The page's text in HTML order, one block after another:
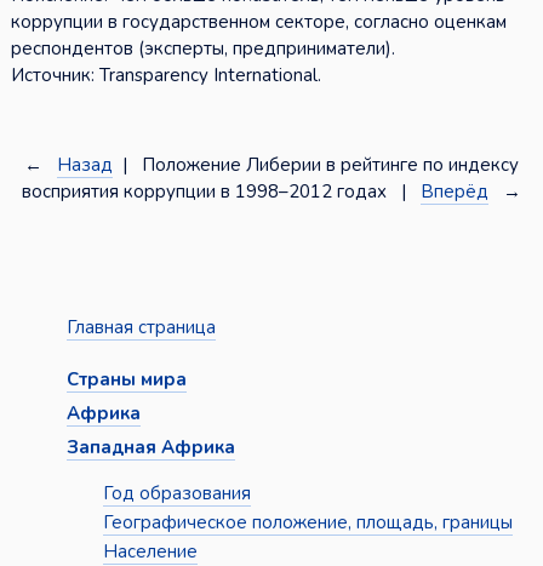
коррупции в государственном секторе, согласно оценкам
респондентов (эксперты, предприниматели).
Источник: Transparency International.
← Назад | Положение Либерии в рейтинге по индексу
восприятия коррупции в 1998–2012 годах | Вперёд →
Главная страница
Страны мира
Африка
Западная Африка
Год образования
Географическое положение, площадь, границы
Население